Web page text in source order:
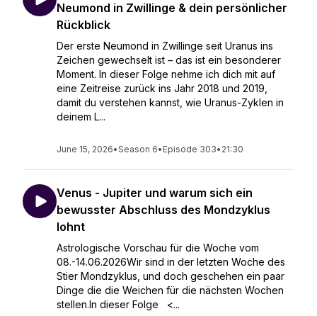
Neumond in Zwillinge & dein persönlicher
Rückblick
Der erste Neumond in Zwillinge seit Uranus ins
Zeichen gewechselt ist – das ist ein besonderer
Moment. In dieser Folge nehme ich dich mit auf
eine Zeitreise zurück ins Jahr 2018 und 2019,
damit du verstehen kannst, wie Uranus-Zyklen in
deinem L...
June 15, 2026•Season 6• Episode 303• 21:30
Venus - Jupiter und warum sich ein
bewusster Abschluss des Mondzyklus
lohnt
Astrologische Vorschau für die Woche vom
08.-14.06.2026Wir sind in der letzten Woche des
Stier Mondzyklus, und doch geschehen ein paar
Dinge die die Weichen für die nächsten Wochen
stellen.In dieser Folge <...